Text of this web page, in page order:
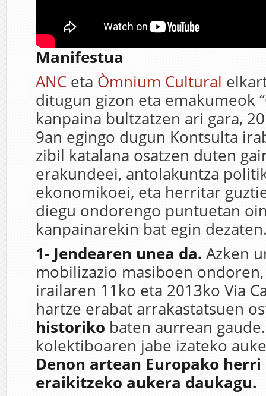
Manifestua
ANC eta Òmnium Cultural
ditugun gizon eta emakumeok
kanpaina bultzatzen ari gara,
9an egingo dugun Kontsulta
zibil katalana osatzen duten
erakundeei, antolakuntza
ekonomikoei, eta herritar
diegu ondorengo puntuetan
kanpainarekin bat egin
1- Jendearen unea da. Azken
mobilizazio masiboen
irailaren 11ko eta 2013ko Via
hartze erabat arrakastatsuen
historiko baten aurrean
kolektiboaren jabe izateko
Denon artean Europako
eraikitzeko aukera daukagu.